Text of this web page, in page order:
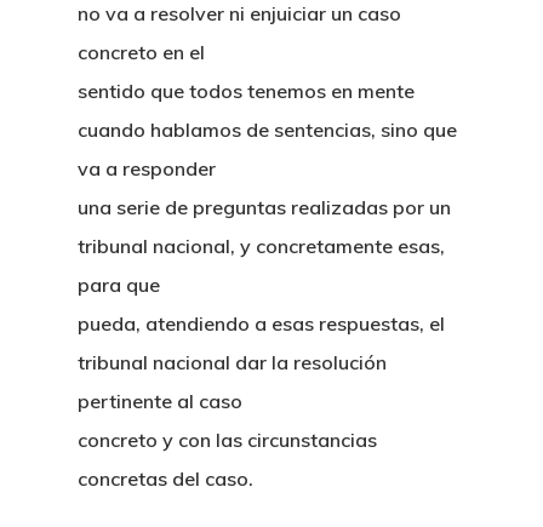
no va a resolver ni enjuiciar un caso
concreto en el
sentido que todos tenemos en mente
cuando hablamos de sentencias, sino que
va a responder
una serie de preguntas realizadas por un
tribunal nacional, y concretamente esas,
para que
pueda, atendiendo a esas respuestas, el
tribunal nacional dar la resolución
pertinente al caso
concreto y con las circunstancias
concretas del caso.